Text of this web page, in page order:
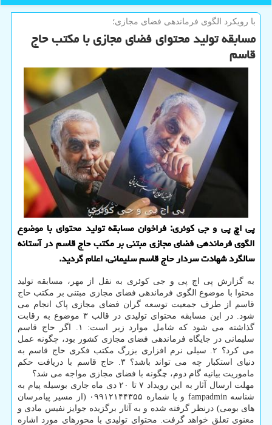
با رویكرد الگوی فرماندهی فضای مجازی؛
مسابقه تولید محتوای فضای مجازی با مكتب حاج
قاسم
پی اچ پی و جی کوئری: فراخوان مسابقه تولید محتوای با موضوع
الگوی فرماندهی فضای مجازی مبتنی بر مکتب حاج قاسم در آستانه
سالگرد شهادت سردار حاج قاسم سلیمانی، اعلام گردید.
به گزارش پی اچ پی و جی کوئری به نقل از مهر، مسابقه تولید
محتوا با موضوع الگوی فرماندهی فضای مجازی مبتنی بر مکتب حاج
قاسم از طرف جمعیت توسعه گران فضای مجازی پاک انجام می
شود. در این مسابقه محتوای تولیدی در قالب ۳ موضوع به رقابت
گذاشته می شود که شامل موارد زیر است: ۱. اگر حاج قاسم
سلیمانی در جایگاه فرماندهی فضای مجازی کشور بود، چگونه عمل
می کرد؟ ۲. سیلی نرم افزاری بزرگ مکتب فکری حاج قاسم به
دنیای استکبار چه می تواند باشد؟ ۳. حاج قاسم با دریافت حکم
ماموریت بیانیه گام دوم، چگونه با فضای مجازی مواجه می شد؟
مهلت ارسال آثار به این رویداد ۷ تا ۲۰ دی ماه جاری بوسیله پیام به
شناسه fampadmin و یا شماره ۰۹۹۱۲۱۴۴۳۵۵ (از مسیر پیامرسان
های بومی) درنظر گرفته شده و به آثار برگزیده جوایز نفیس مادی و
معنوی تعلق خواهد گرفت. محتوای تولیدی با محورهای مورد اشاره